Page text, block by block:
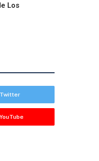
Los
Twitter
YouTube